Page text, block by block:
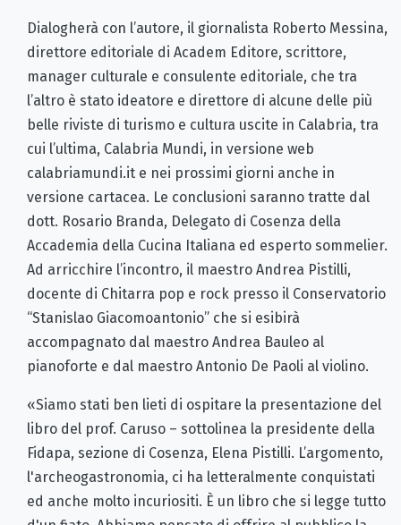
Dialogherà con l’autore, il giornalista Roberto Messina,
direttore editoriale di Academ Editore, scrittore,
manager culturale e consulente editoriale, che tra
l’altro è stato ideatore e direttore di alcune delle più
belle riviste di turismo e cultura uscite in Calabria, tra
cui l’ultima, Calabria Mundi, in versione web
calabriamundi.it e nei prossimi giorni anche in
versione cartacea. Le conclusioni saranno tratte dal
dott. Rosario Branda, Delegato di Cosenza della
Accademia della Cucina Italiana ed esperto sommelier.
Ad arricchire l’incontro, il maestro Andrea Pistilli,
docente di Chitarra pop e rock presso il Conservatorio
“Stanislao Giacomoantonio” che si esibirà
accompagnato dal maestro Andrea Bauleo al
pianoforte e dal maestro Antonio De Paoli al violino.
«Siamo stati ben lieti di ospitare la presentazione del
libro del prof. Caruso – sottolinea la presidente della
Fidapa, sezione di Cosenza, Elena Pistilli. L’argomento,
l'archeogastronomia, ci ha letteralmente conquistati
ed anche molto incuriositi. È un libro che si legge tutto